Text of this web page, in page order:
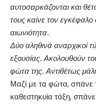
αυτοσαρκάζονται και
τους καίνε τον
αιωνιότητα.
Δύο αληθινά αναρχικοί
εξουσίας. Ακολουθούν
φώτα της. Αντιθέτως
Μαζί με τα φώτα, σπάνε
καθεστηκυία τάξη,